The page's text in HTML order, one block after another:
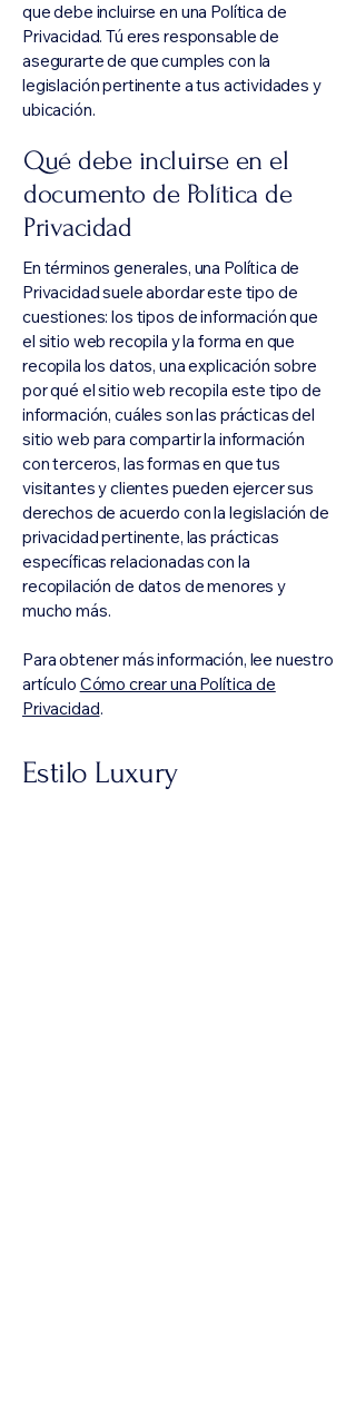
que debe incluirse en una Política de
Privacidad. Tú eres responsable de
asegurarte de que cumples con la
legislación pertinente a tus actividades y
ubicación.
Qué debe incluirse en el
documento de Política de
Privacidad
En términos generales, una Política de
Privacidad suele abordar este tipo de
cuestiones: los tipos de información que
el sitio web recopila y la forma en que
recopila los datos, una explicación sobre
por qué el sitio web recopila este tipo de
información, cuáles son las prácticas del
sitio web para compartir la información
con terceros, las formas en que tus
visitantes y clientes pueden ejercer sus
derechos de acuerdo con la legislación de
privacidad pertinente, las prácticas
específicas relacionadas con la
recopilación de datos de menores y
mucho más.
Para obtener más información, lee nuestro
artículo Cómo crear una Política de
Privacidad.
Estilo Luxury